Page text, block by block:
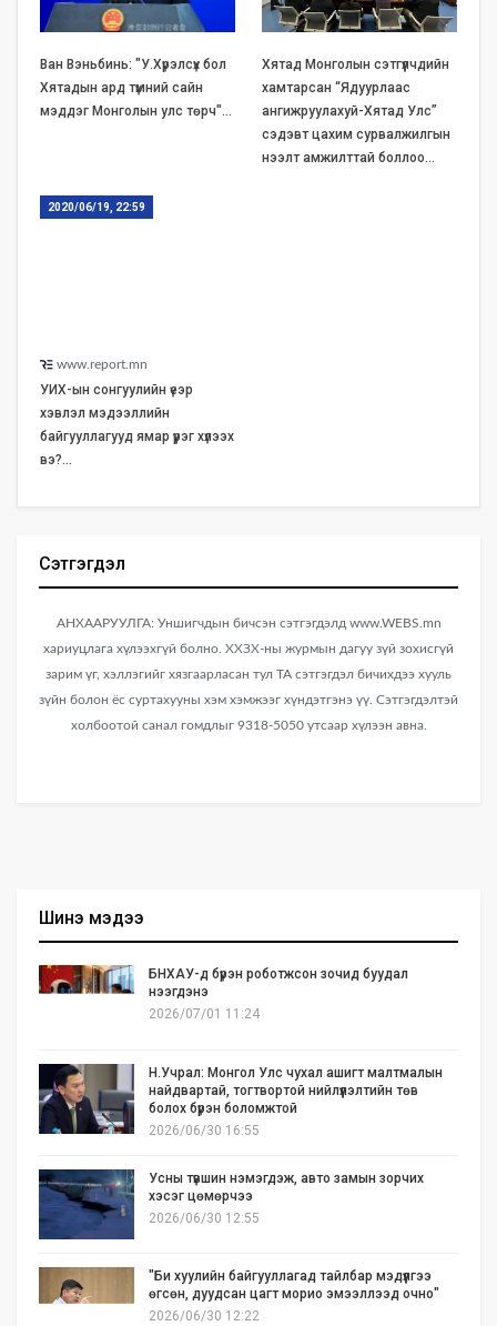
Ван Вэньбинь: "У.Хүрэлсүх бол
Хятадын ард түмний сайн
мэддэг Монголын улс төрч"…
Хятад Монголын сэтгүүлчдийн
хамтарсан “Ядуурлаас
ангижруулахуй-Хятад Улс”
сэдэвт цахим сурвалжилгын
нээлт амжилттай боллоо…
2020/06/19, 22:59
www.report.mn
УИХ-ын сонгуулийн үеэр
хэвлэл мэдээллийн
байгууллагууд ямар үүрэг хүлээх
вэ?…
Сэтгэгдэл
АНХААРУУЛГА: Уншигчдын бичсэн сэтгэгдэлд www.WEBS.mn
хариуцлага хүлээхгүй болно. ХХЗХ-ны журмын дагуу зүй зохисгүй
зарим үг, хэллэгийг хязгаарласан тул ТА сэтгэгдэл бичихдээ хууль
зүйн болон ёс суртахууны хэм хэмжээг хүндэтгэнэ үү. Сэтгэгдэлтэй
холбоотой санал гомдлыг 9318-5050 утсаар хүлээн авна.
Шинэ мэдээ
БНХАУ-д бүрэн роботжсон зочид буудал
нээгдэнэ
2026/07/01 11:24
Н.Учрал: Монгол Улс чухал ашигт малтмалын
найдвартай, тогтвортой нийлүүлэлтийн төв
болох бүрэн боломжтой
2026/06/30 16:55
Усны түвшин нэмэгдэж, авто замын зорчих
хэсэг цөмөрчээ
2026/06/30 12:55
"Би хуулийн байгууллагад тайлбар мэдүүлгээ
өгсөн, дуудсан цагт морио эмээллээд очно"
2026/06/30 12:22